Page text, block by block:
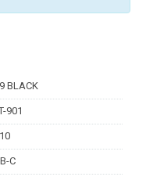
BLACK
901
C